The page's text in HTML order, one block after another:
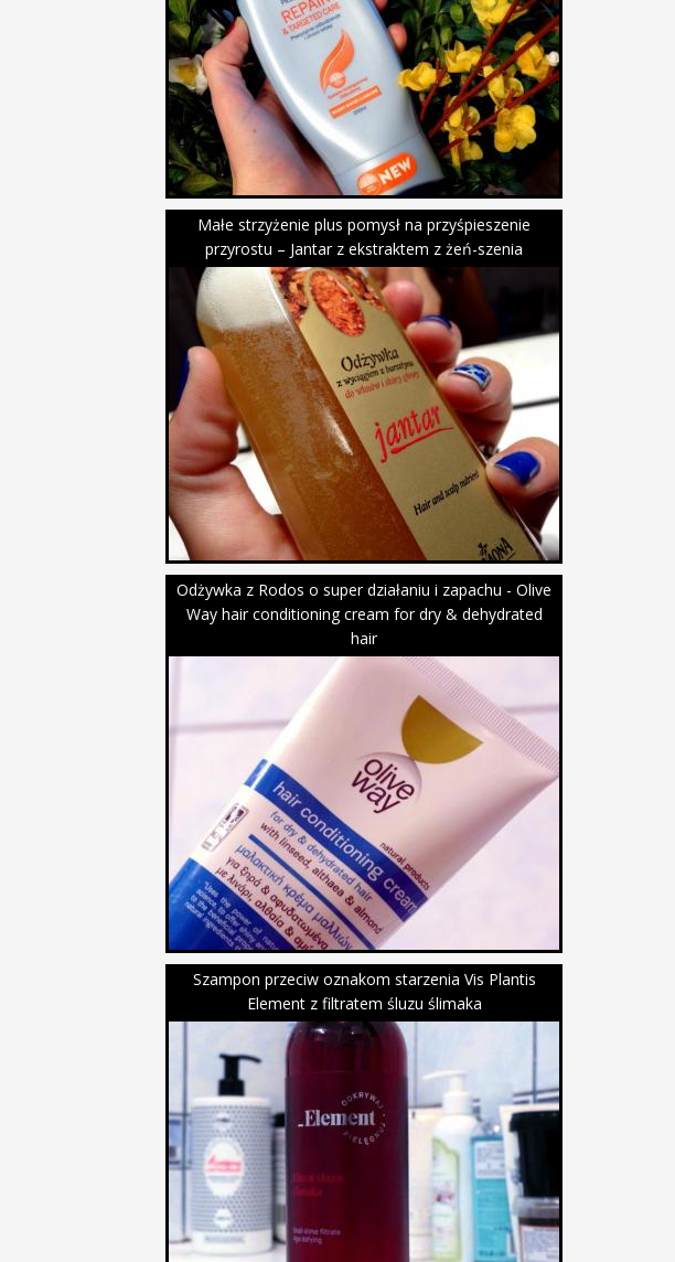
Małe strzyżenie plus pomysł na przyśpieszenie
przyrostu – Jantar z ekstraktem z żeń-szenia
Odżywka z Rodos o super działaniu i zapachu - Olive
Way hair conditioning cream for dry & dehydrated
hair
Szampon przeciw oznakom starzenia Vis Plantis
Element z filtratem śluzu ślimaka